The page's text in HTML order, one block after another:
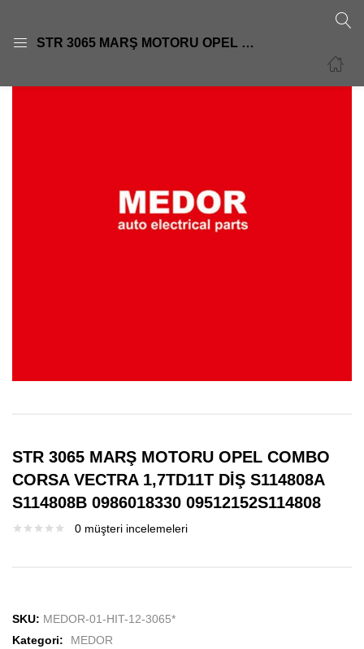
STR 3065 MARŞ MOTORU OPEL COMBO CORSA VECTRA 1,7TD11T DİŞ S114808A S114808B 0986018330 09512152S114808
STR 3065 MARŞ MOTORU OPEL COMBO
CORSA VECTRA 1,7TD11T DİŞ S114808A
S114808B 0986018330 09512152S114808
0 müşteri incelemeleri
SKU: MEDOR-01-HIT-12-3065*
Kategori:
MEDOR